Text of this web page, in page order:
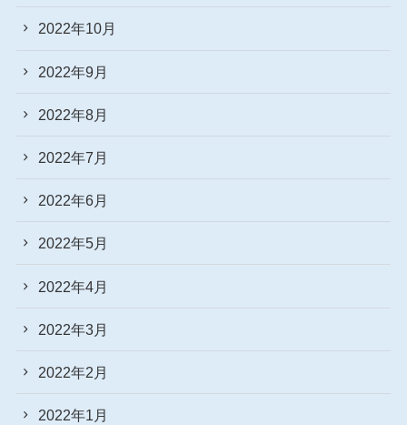
2022年10月
2022年9月
2022年8月
2022年7月
2022年6月
2022年5月
2022年4月
2022年3月
2022年2月
2022年1月